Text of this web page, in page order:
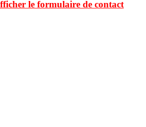
le formulaire de contact